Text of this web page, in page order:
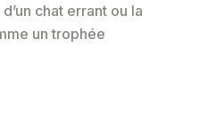
chat errant ou la
un trophée